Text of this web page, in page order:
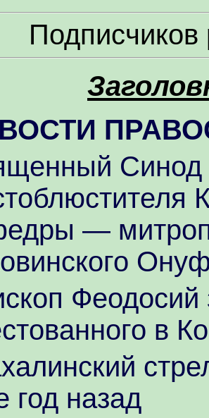
—
Феодосий
в
год назад